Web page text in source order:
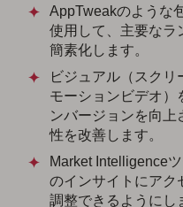
AppTweakのような
使用して、主要なラ
簡素化します。
ビジュアル（スクリ
モーションビデオ）
ンバージョンを向
性を改善します。
Market Intelligence
のインサイトにアク
調整できるようにし